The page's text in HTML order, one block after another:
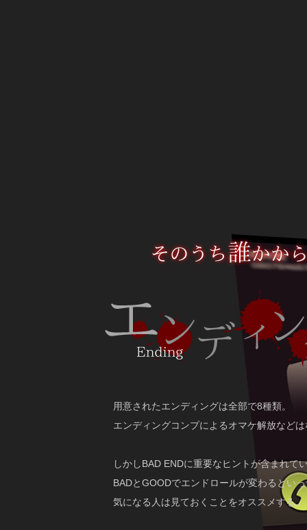
用意されたエンディングは全部で8種類。
エンディングコンプによるオマケ解放など
しかしBAD ENDに重要なヒントが含まれて
BADとGOODでエンドロールが変わるとい
気になる人は見ておくことをオススメする。